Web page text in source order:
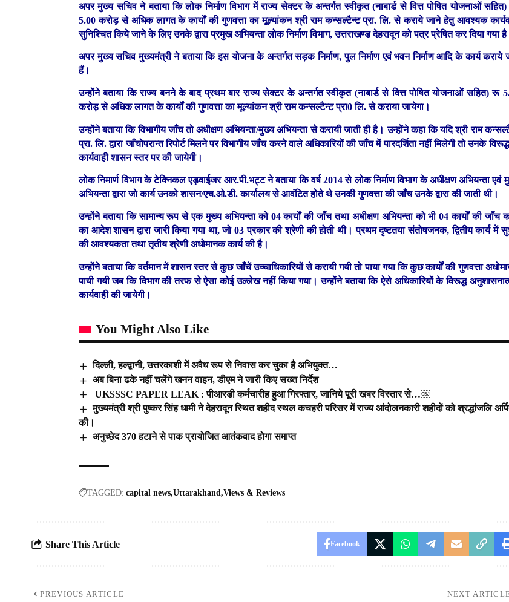
अपर मुख्य सचिव ने बताया कि लोक निर्माण विभाग में राज्य सेक्टर के अन्तर्गत स्वीकृत (नाबार्ड से वित्त पोषित योजनाओं
5.00 करोड़ से अधिक लागत के कार्यों की गुणवत्ता का मूल्यांकन श्री राम कन्सल्टैन्ट प्रा. लि. से कराये जाने हेतु आवश्यक
सुनिश्चित किये जाने के लिए उनके द्वारा प्रमुख अभियन्ता लोक निर्माण विभाग, उत्तराखण्ड देहरादून को पत्र प्रेषित कर दिया गया
अपर मुख्य सचिव मुख्यमंत्री ने बताया कि इस योजना के अन्तर्गत सड़क निर्माण, पुल निर्माण एवं भवन निर्माण आदि के कार्य कराये
हैं।
उन्होंने बताया कि राज्य बनने के बाद प्रथम बार राज्य सेक्टर के अन्तर्गत स्वीकृत (नाबार्ड से वित्त पोषित योजनाओं सहित) रू
करोड़ से अधिक लागत के कार्यों की गुणवत्ता का मूल्यांकन श्री राम कन्सल्टैन्ट प्रा0 लि. से कराया जायेगा।
उन्होंने बताया कि विभागीय जाँच तो अधीक्षण अभियन्ता/मुख्य अभियन्ता से करायी जाती ही है। उन्होंने कहा कि यदि श्री राम
प्रा. लि. द्वारा जाँचोपरान्त रिपोर्ट मिलने पर विभागीय जाँच करने वाले अधिकारियों की जाँच में पारदर्शिता नहीं मिलेगी तो उनके
कार्यवाही शासन स्तर पर की जायेगी।
लोक निमार्ण विभाग के टेक्निकल एड़वाईजर आर.पी.भट्ट ने बताया कि वर्ष 2014 से लोक निर्माण विभाग के अधीक्षण अभियन्ता एवं
अभियन्ता द्वारा जो कार्य उनको शासन/एच.ओ.डी. कार्यालय से आवंटित होते थे उनकी गुणवत्ता की जाँच उनके द्वारा की जाती थी।
उन्होंने बताया कि सामान्य रूप से एक मुख्य अभियन्ता को 04 कार्यों की जाँच तथा अधीक्षण अभियन्ता को भी 04 कार्यों की जाँच
का आदेश शासन द्वारा जारी किया गया था, जो 03 प्रकार की श्रेणी की होती थी। प्रथम दृष्टतया संतोषजनक, द्वितीय कार्य में
की आवश्यकता तथा तृतीय श्रेणी अधोमानक कार्य की है।
उन्होंने बताया कि वर्तमान में शासन स्तर से कुछ जाँचें उच्चाधिकारियों से करायी गयी तो पाया गया कि कुछ कार्यों की गुणवत्ता
पायी गयी जब कि विभाग की तरफ से ऐसा कोई उल्लेख नहीं किया गया। उन्होंने बताया कि ऐसे अधिकारियों के विरूद्ध
कार्यवाही की जायेगी।
You Might Also Like
दिल्ली, हल्द्वानी, उत्तरकाशी में अवैध रूप से निवास कर चुका है अभियुक्त…
अब बिना ढके नहीं चलेंगे खनन वाहन, डीएम ने जारी किए सख्त निर्देश
UKSSSC PAPER LEAK : पीआरडी कर्मचारीह हुआ गिरफ्तार, जानिये पूरी खबर विस्तार से…￼
मुख्यमंत्री श्री पुष्कर सिंह धामी ने देहरादून स्थित शहीद स्थल कचहरी परिसर में राज्य आंदोलनकारी शहीदों को श्रद्धांजलि
की।
अनुच्छेद 370 हटाने से पाक प्रायोजित आतंकवाद होगा समाप्त
TAGGED: capital news Uttarakhand Views & Reviews
Share This Article Facebook
PREVIOUS ARTICLE NEXT